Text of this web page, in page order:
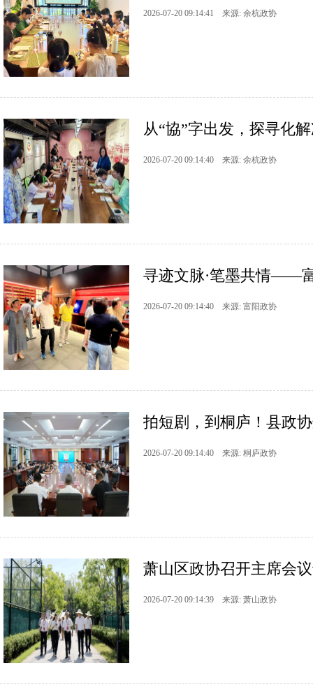
2026-07-20 09:14:41 来源: 余杭政协
从“協”字出发，探寻化
2026-07-20 09:14:40 来源: 余杭政协
寻迹文脉·笔墨共情——
2026-07-20 09:14:40 来源: 富阳政协
拍短剧，到桐庐！县政
2026-07-20 09:14:40 来源: 桐庐政协
萧山区政协召开主席会
2026-07-20 09:14:39 来源: 萧山政协